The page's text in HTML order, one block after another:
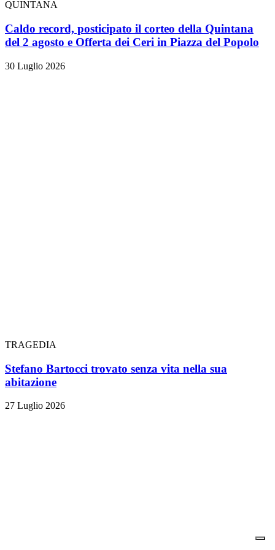
QUINTANA
Caldo record, posticipato il corteo della Quintana
del 2 agosto e Offerta dei Ceri in Piazza del Popolo
30 Luglio 2026
TRAGEDIA
Stefano Bartocci trovato senza vita nella sua
abitazione
27 Luglio 2026